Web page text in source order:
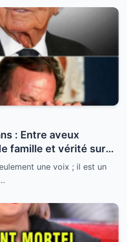
: Entre aveux
famille et vérité sur
se livre enfinune voix ; il est un